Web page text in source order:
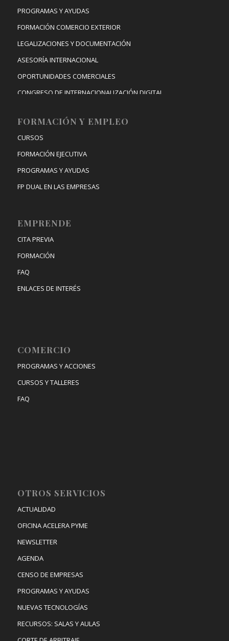
PROGRAMAS Y AYUDAS
FORMACIÓN COMERCIO EXTERIOR
LEGALIZACIONES Y DOCUMENTACIÓN
ASESORÍA INTERNACIONAL
OPORTUNIDADES COMERCIALES
CONGRESO DE INTERNACIONALIZACIÓN DIGITAL
FORMACIÓN Y EMPLEO
CURSOS
FORMACIÓN EJECUTIVA
PROGRAMAS Y AYUDAS
FP DUAL EN LAS EMPRESAS
EMPRENDE
CITA PREVIA
FORMACIÓN
FAQ
ENLACES DE INTERÉS
COMERCIO
PROGRAMAS Y ACCIONES
CURSOS Y TALLERES
FAQ
OTROS SERVICIOS
ACTUALIDAD
OFICINA ACELERA PYME
NEWSLETTER
AGENDA
CENSO DE EMPRESAS
PROGRAMAS Y AYUDAS
NUEVAS TECNOLOGÍAS
RECURSOS: SALAS Y AULAS